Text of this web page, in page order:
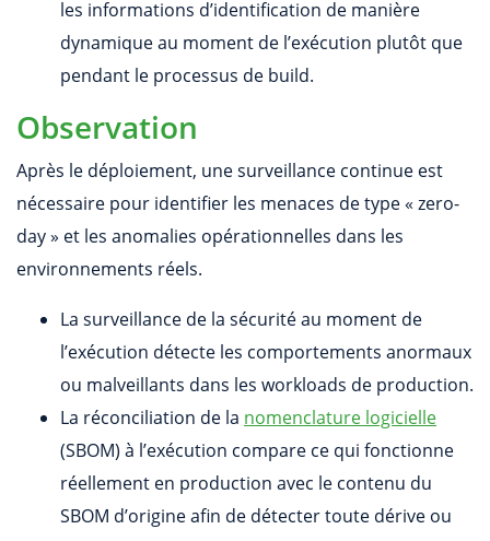
les informations d’identification de manière
dynamique au moment de l’exécution plutôt que
pendant le processus de build.
Observation
Après le déploiement, une surveillance continue est
nécessaire pour identifier les menaces de type « zero-
day » et les anomalies opérationnelles dans les
environnements réels.
La surveillance de la sécurité au moment de
l’exécution détecte les comportements anormaux
ou malveillants dans les workloads de production.
La réconciliation de la nomenclature logicielle
(SBOM) à l’exécution compare ce qui fonctionne
réellement en production avec le contenu du
SBOM d’origine afin de détecter toute dérive ou